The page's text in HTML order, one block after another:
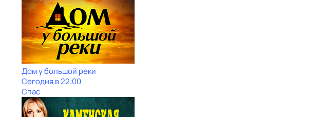
Дом у большой реки
Сегодня в 22:00
Спас